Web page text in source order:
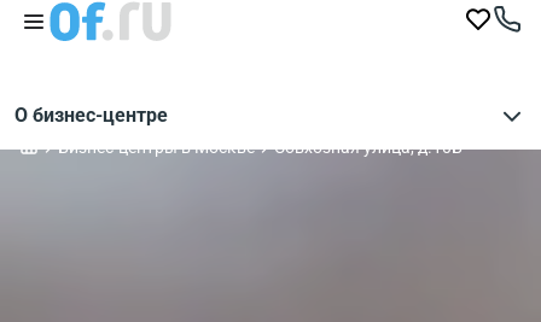
О бизнес-центре
Бизнес-центры в Москве Совхозная улица, д.10Б